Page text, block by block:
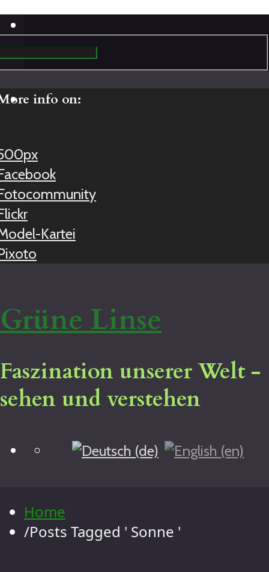
info on:
Kartei
Grüne Linse
Faszination unserer Welt -
sehen und verstehen
Blog
Über mich
Home
/Posts Tagged ' Sonne '